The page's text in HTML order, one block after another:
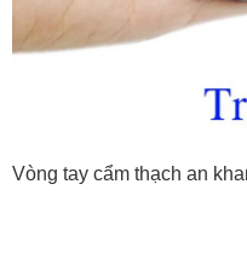
Vòng tay cẩm thạch an